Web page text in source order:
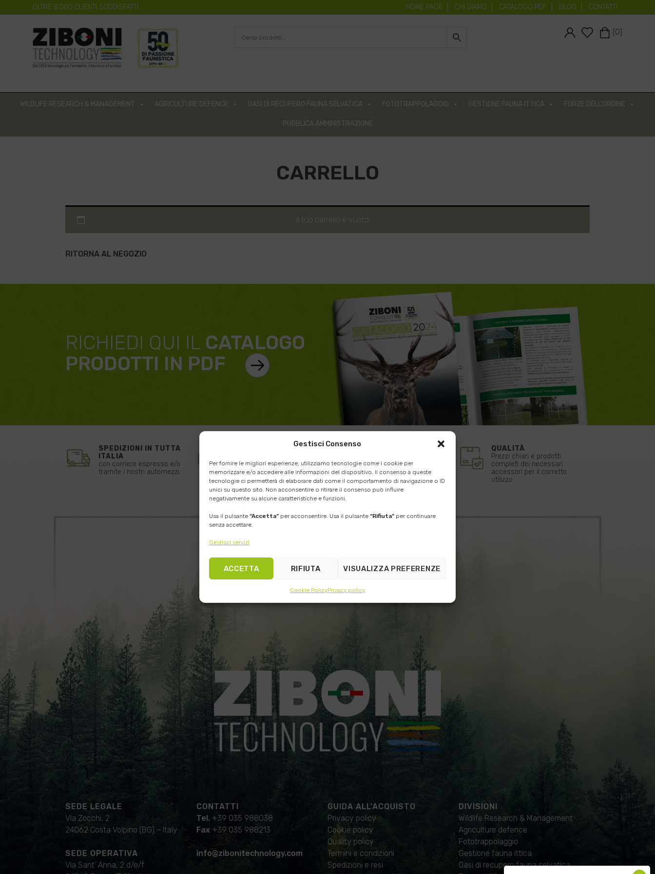
Gestisci Consenso
Per fornire le migliori esperienze, utilizziamo tecnologie come i cookie per
memorizzare e/o accedere alle informazioni del dispositivo. Il consenso a queste
tecnologie ci permetterà di elaborare dati come il comportamento di navigazione o ID
unici su questo sito. Non acconsentire o ritirare il consenso può influire
negativamente su alcune caratteristiche e funzioni.
Usa il pulsante “Accetta” per acconsentire. Usa il pulsante “Rifiuta” per continuare
senza accettare.
Gestisci servizi
ACCETTA RIFIUTA VISUALIZZA PREFERENZE
Cookie PolicyPrivacy policy
OLTRE 8.000 CLIENTI SODDISFATTI HOME PAGE CHI SIAMO CATALOGO PDF BLOG CONTATTI
# # (0)
WILDLIFE RESEARCH & MANAGEMENT AGRICULTURE DEFENCE OASI DI RECUPERO FAUNA SELVATICA FOTOTRAPPOLAGGIO GESTIONE FAUNA ITTICA FORZE DELL'ORDINE
PUBBLICA AMMINISTRAZIONE
CARRELLO
Il tuo carrello è vuoto.
RITORNA AL NEGOZIO
RICHIEDI QUI IL CATALOGO
PRODOTTI IN PDF
SPEDIZIONI IN TUTTA
ITALIA
con corriere espresso e/o
tramite i nostri automezzi
del nostro Team ad
assistervi nelle scelte dei
migliori prodotti
UTENTI SODDISFATTI
e ampiamente testati sul
territorio
QUALITÀ
Prezzi chiari e prodotti
completi dei necessari
accessori per il corretto
utilizzo.
SEDE LEGALE
Via Zocchi, 2
24062 Costa Volpino (BG) – Italy
SEDE OPERATIVA
Via Sant’ Anna, 2 d/e/f
CONTATTI
Tel. +39 035 988038
Fax +39 035 988213
info@zibonitechnology.com
GUIDA ALL'ACQUISTO
Privacy policy
Cookie policy
Quality policy
Termini e condizioni
Spedizioni e resi
DIVISIONI
Wildlife Research & Management
Agriculture defence
Fototrappolaggio
Gestione fauna ittica
Oasi di recupero fauna selvatica